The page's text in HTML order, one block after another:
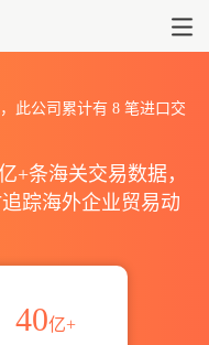
此公司累计有 8笔进口交
+条海关交易数据，
踪海外企业贸易动
40亿+